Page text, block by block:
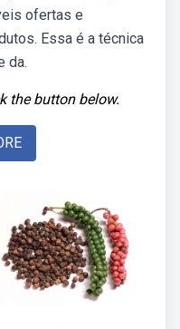
ofertas e
Essa é a técnica
da.
the button below.